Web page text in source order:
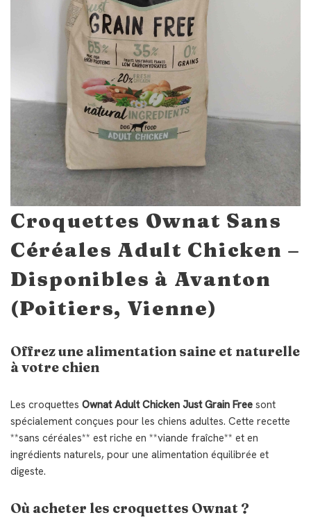
Croquettes Ownat Sans
Céréales Adult Chicken –
Disponibles à Avanton
(Poitiers, Vienne)
Offrez une alimentation saine et naturelle
à votre chien
Les croquettes Ownat Adult Chicken Just Grain Free sont
spécialement conçues pour les chiens adultes. Cette recette
**sans céréales** est riche en **viande fraîche** et en
ingrédients naturels, pour une alimentation équilibrée et
digeste.
Où acheter les croquettes Ownat ?